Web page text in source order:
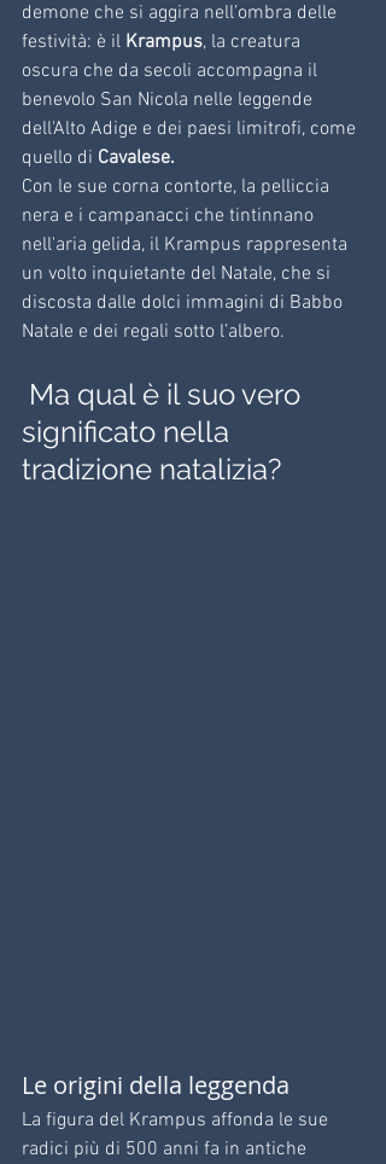
demone che si aggira nell’ombra delle
festività: è il Krampus, la creatura
oscura che da secoli accompagna il
benevolo San Nicola nelle leggende
dell'Alto Adige e dei paesi limitrofi, come
quello di Cavalese.
Con le sue corna contorte, la pelliccia
nera e i campanacci che tintinnano
nell'aria gelida, il Krampus rappresenta
un volto inquietante del Natale, che si
discosta dalle dolci immagini di Babbo
Natale e dei regali sotto l’albero.
significato nella
tradizione natalizia?
Le origini della leggenda
La figura del Krampus affonda le sue
radici più di 500 anni fa in antiche